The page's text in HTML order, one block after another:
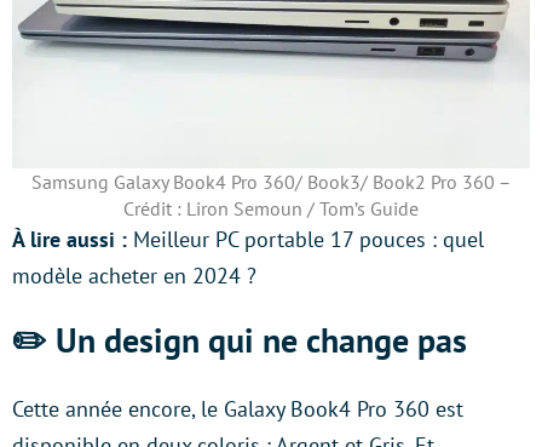
Samsung Galaxy Book4 Pro 360/ Book3/ Book2 Pro 360 –
Crédit : Liron Semoun / Tom’s Guide
À lire aussi : Meilleur PC portable 17 pouces : quel
modèle acheter en 2024 ?
✏️ Un design qui ne change pas
Cette année encore, le Galaxy Book4 Pro 360 est